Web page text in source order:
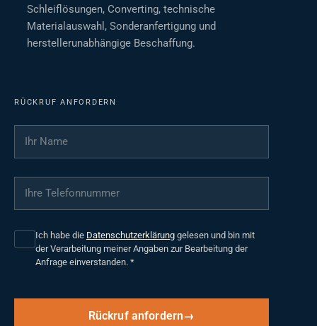
Schleiflösungen, Converting, technische
Materialauswahl, Sonderanfertigung und
herstellerunabhängige Beschaffung.
RÜCKRUF ANFORDERN
Ihr Name
Ihre Telefonnummer
Ich habe die Datenschutzerklärung gelesen und bin mit
der Verarbeitung meiner Angaben zur Bearbeitung der
Anfrage einverstanden. *
Rückruf anfordern